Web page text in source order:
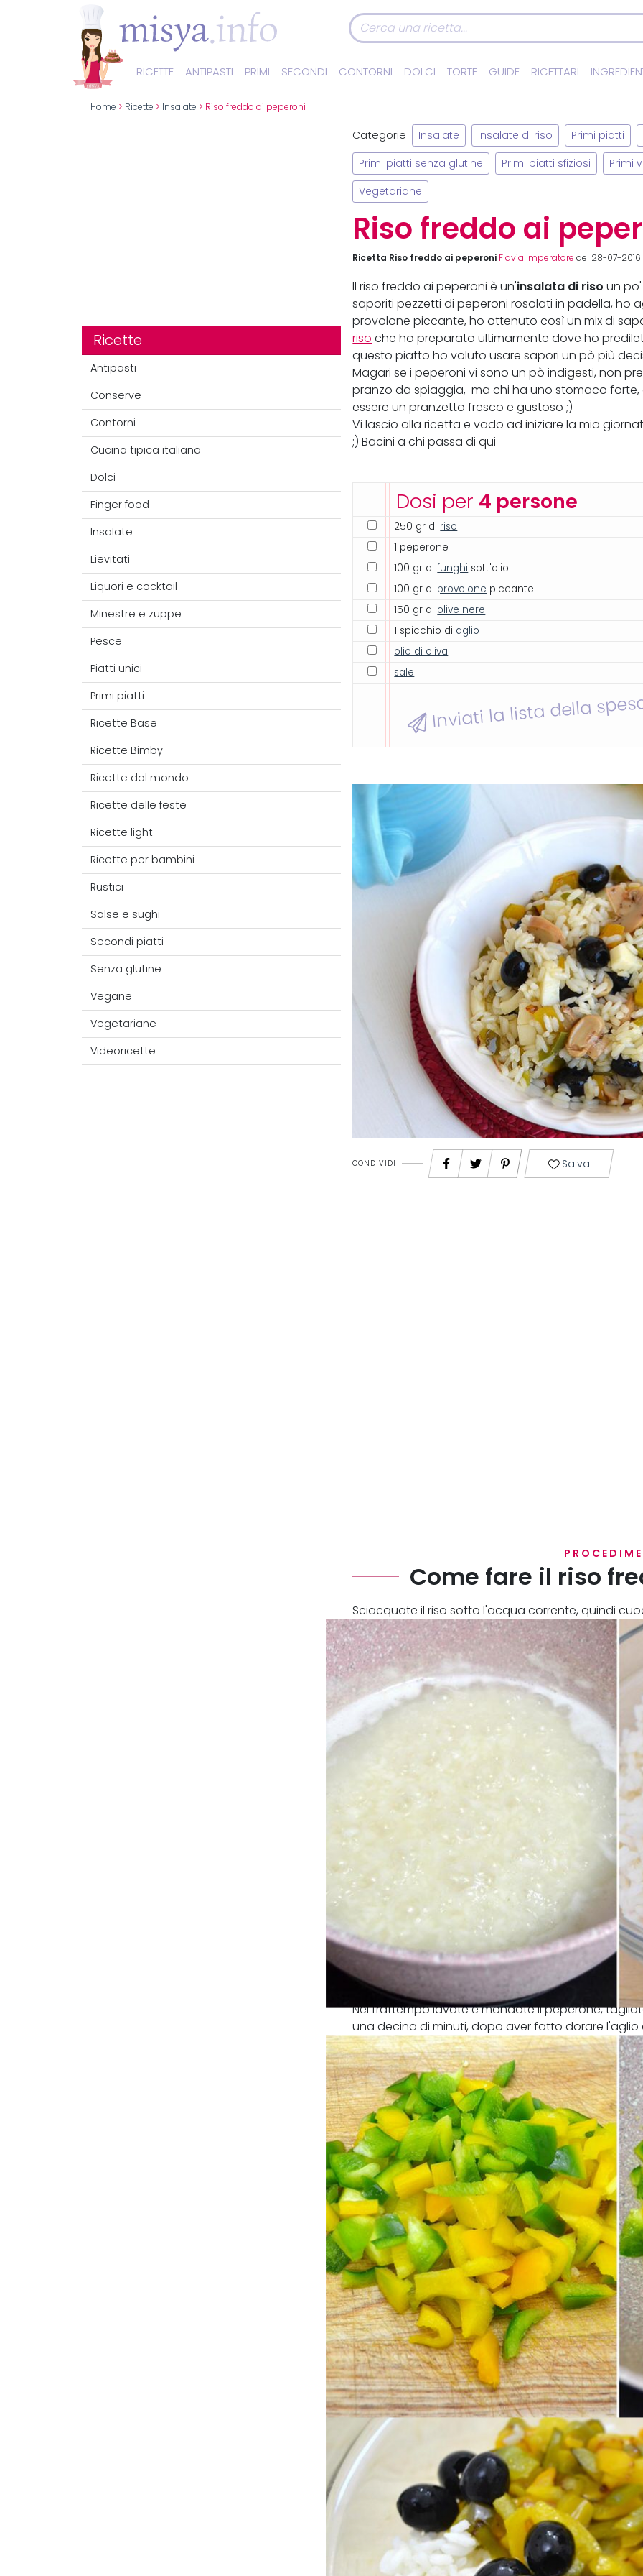
RICETTE ANTIPASTI PRIMI SECONDI CONTORNI DOLCI TORTE GUIDE RICETTARI
Home > Ricette > Insalate > Riso freddo ai peperoni
Ricette
Antipasti
Conserve
Contorni
Cucina tipica italiana
Dolci
Finger food
Insalate
Lievitati
Liquori e cocktail
Minestre e zuppe
Pesce
Piatti unici
Primi piatti
Ricette Base
Ricette Bimby
Ricette dal mondo
Ricette delle feste
Ricette light
Ricette per bambini
Rustici
Salse e sughi
Secondi piatti
Senza glutine
Vegane
Vegetariane
Videoricette
Categorie Insalate Insalate di riso Primi piatti
Primi piatti senza glutine Primi piatti sfiziosi Primi
Vegetariane
Riso freddo ai
Ricetta Riso freddo ai peperoni Flavia Imperatore del 28-07-
Il riso freddo ai peperoni è un'insalata di riso un
saporiti pezzetti di peperoni rosolati in padella, ho
provolone piccante, ho ottenuto così un mix di
riso che ho preparato ultimamente dove ho
questo piatto ho voluto usare sapori un pò più
Magari se i peperoni vi sono un pò indigesti, non
pranzo da spiaggia, ma chi ha uno stomaco
essere un pranzetto fresco e gustoso ;)
Vi lascio alla ricetta e vado ad iniziare la mia
;) Bacini a chi passa di qui
Dosi per 4 persone
250 gr di riso
1 peperone
100 gr difunghi sott'olio
100 gr di provolone piccante
150 gr di olive nere
1 spicchio di aglio
olio di oliva
sale
Inviati la lista della
CONDIVIDI Salva
Come fare il riso
Sciacquate il riso sotto l'acqua corrente, quindi
acqua salata in ebollizione. Scolatelo al dente e
Nel frattempo lavate e mondate il peperone,
una decina di minuti, dopo aver fatto dorare l'aglio
intiepidire.
Unite in una ciotola il riso, i peperoni, i funghi e le